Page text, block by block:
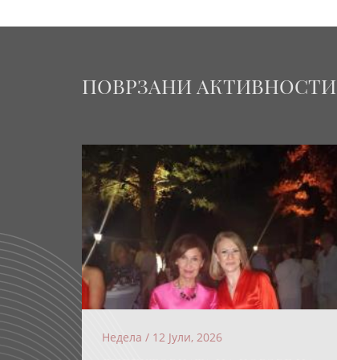
ПОВРЗАНИ АКТИВНОСТИ
Недела / 12 Јули, 2026